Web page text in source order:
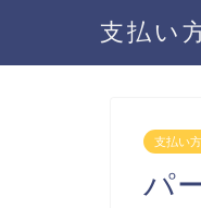
支払い
支払い
パ